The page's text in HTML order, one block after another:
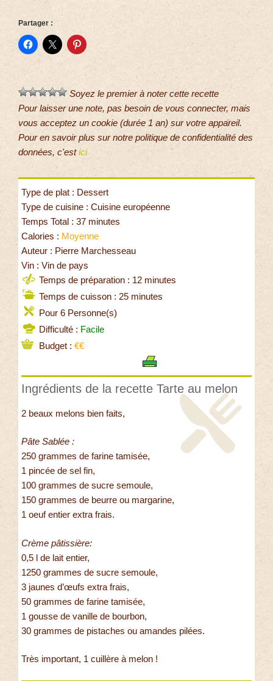
Partager :
Soyez le premier à noter cette recette
Pour laisser une note, pas besoin de vous connecter, mais
vous acceptez un cookie (durée 1 an) sur votre appareil.
Pour en savoir plus sur notre politique de confidentialité des
données, c'estici
Type de plat : Dessert
Type de cuisine : Cuisine européenne
Temps Total : 37 minutes
Calories : Moyenne
Auteur : Pierre Marchesseau
Vin : Vin de pays
Temps de préparation : 12 minutes
Temps de cuisson : 25 minutes
Pour 6 Personne(s)
Difficulté : Facile
Budget : €€
Ingrédients de la recette Tarte au melon
2 beaux melons bien faits,
Pâte Sablée :
250 grammes de farine tamisée,
1 pincée de sel fin,
100 grammes de sucre semoule,
150 grammes de beurre ou margarine,
1 oeuf entier extra frais.
Crème pâtissière:
0,5 l de lait entier,
1250 grammes de sucre semoule,
3 jaunes d’œufs extra frais,
50 grammes de farine tamisée,
1 gousse de vanille de bourbon,
30 grammes de pistaches ou amandes pilées.
Très important, 1 cuillère à melon !